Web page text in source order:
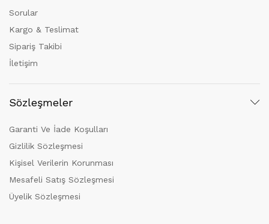
Sorular
Kargo & Teslimat
Sipariş Takibi
İletişim
Sözleşmeler
Garanti Ve İade Koşulları
Gizlilik Sözleşmesi
Kişisel Verilerin Korunması
Mesafeli Satış Sözleşmesi
Üyelik Sözleşmesi